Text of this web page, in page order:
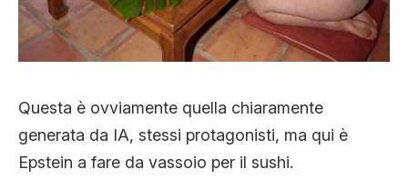
Questa è ovviamente quella chiaramente
generata da IA, stessi protagonisti, ma qui è
Epstein a fare da vassoio per il sushi.